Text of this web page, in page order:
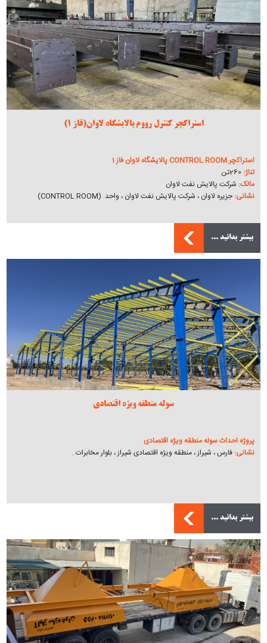
استراکچر کنترل رووم پالایشگاه لاوان(فاز 1)
استراکچر CONTROL ROOM پالایشگاه لاوان فاز 1
تناژ: 260تن
مالک: شرکت پالایش نفت لاوان
نشانی:جزیره لاوان ، شرکت پالایش نفت لاوان ، واحد (CONTROL ROOM)
بیشتر بدانید ...
سوله منطقه ویژه اقتصادی
پروژه احداث سوله منطقه ویژه اقتصادی
نشانی:فارس ، شیراز ، منطقه ویژه اقتصادی شیراز ، بلوار مخابرات .
بیشتر بدانید ...